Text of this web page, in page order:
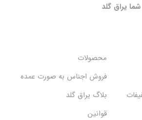
گلد
محصولات
فروش اجناس به صورت عمده
بلاگ یراق گلد
قوانین